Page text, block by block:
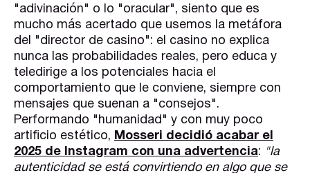
"adivinación" o lo "oracular", siento que es
mucho más acertado que usemos la metáfora
del "director de casino": el casino no explica
nunca las probabilidades reales, pero educa y
teledirige a los potenciales hacia el
comportamiento que le conviene, siempre con
mensajes que suenan a "consejos".
Performando "humanidad" y con muy poco
artificio estético, Mosseri decidió acabar el
2025 de Instagram con una advertencia: "la
autenticidad se está convirtiendo en algo que se